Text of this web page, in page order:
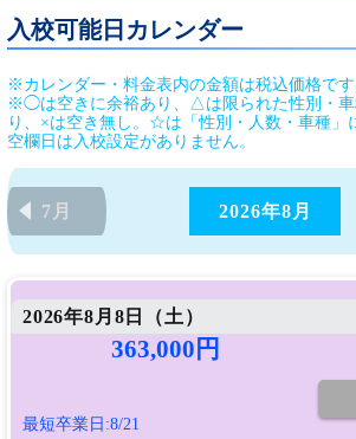
入校可能日カレンダー
※カレンダー・料金表内の金額は税込価格です
※◯は空きに余裕あり、△は限られた性別・車
り、×は空き無し。☆は「性別・人数・車種」
空欄日は入校設定がありません。
7月 2026年8月
2026年8月8日（土 ）
363,000円
最短卒業日:8/21